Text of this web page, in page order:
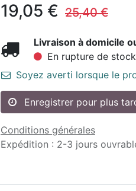
19,05 € 25,40€
Livraison à domicile
En rupture de
Soyez averti lorsque le
Enregistrer pour plus
Conditions générales
Expédition : 2-3 jours